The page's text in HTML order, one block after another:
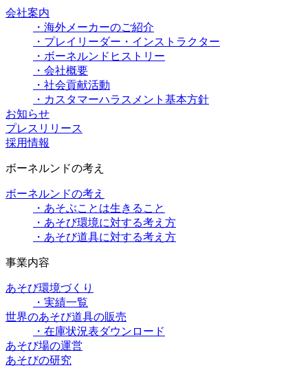
会社案内
・海外メーカーのご紹介
・プレイリーダー・インストラクター
・ボーネルンドヒストリー
・会社概要
・社会貢献活動
・カスタマーハラスメント基本方針
お知らせ
プレスリリース
採用情報
ボーネルンドの考え
ボーネルンドの考え
・あそぶことは生きること
・あそび環境に対する考え方
・あそび道具に対する考え方
事業内容
あそび環境づくり
・実績一覧
世界のあそび道具の販売
・在庫状況表ダウンロード
あそび場の運営
あそびの研究